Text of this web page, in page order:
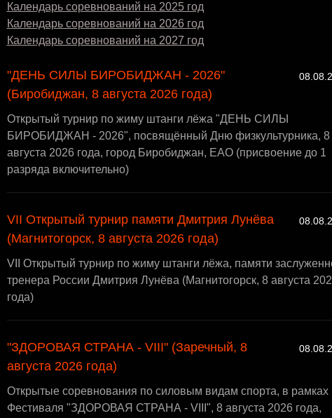
Календарь соревнований на 2025 год
Календарь соревнований на 2026 год
Календарь соревнований на 2027 год
"ДЕНЬ СИЛЫ БИРОБИДЖАН - 2026"
(Биробиджан, 8 августа 2026 года)
Открытый турнир по жиму штанги лёжа "ДЕНЬ СИЛЫ
БИРОБИДЖАН - 2026", посвящённый Дню физкультурника, 8
августа 2026 года, город Биробиджан, ЕАО (присвоение до 1
разряда включительно)
VII Открытый турнир памяти Дмитрия Лунёва
(Магнитогорск, 8 августа 2026 года)
VII Открытый турнир по жиму штанги лёжа, памяти
тренера России Дмитрия Лунёва (Магнитогорск, 8 августа
года)
"ЗДОРОВАЯ СТРАНА - VIII" (Заречный, 8
августа 2026 года)
Открытые соревнования по силовым видам спорта, в рамках
Фестиваля "ЗДОРОВАЯ СТРАНА - VIII", 8 августа 2026 года,